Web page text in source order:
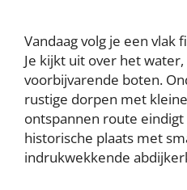
Vandaag volg je een vlak
Je kijkt uit over het
voorbijvarende boten.
rustige dorpen met
ontspannen route eindigt
historische plaats met
indrukwekkende